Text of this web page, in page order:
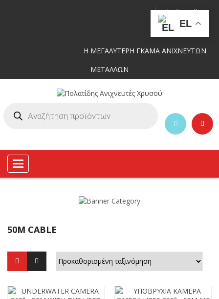
Η ΜΕΓΑΛΥΤΕΡΗ ΓΚΑΜΑ ΑΝΙΧΝΕΥΤΩΝ
ΜΕΤΑΛΛΩΝ
Toggle
navigation
50M CABLE
EL